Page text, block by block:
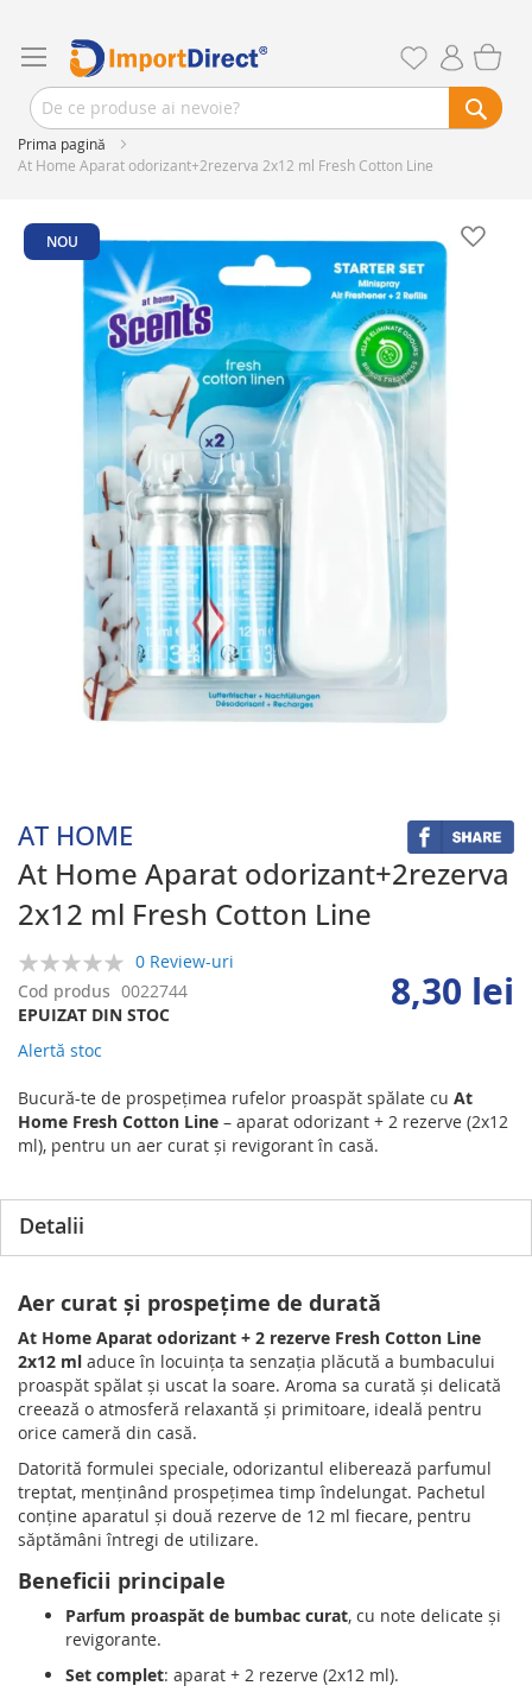
Prima pagină
At Home Aparat odorizant+2rezerva 2x12 ml Fresh Cotton Line
AT HOME
At Home Aparat odorizant+2rezerva
2x12 ml Fresh Cotton Line
0%
0 Review-uri
EPUIZAT DIN STOC
Cod produs 0022744 8,30 lei
Alertă stoc
Bucură-te de prospețimea rufelor proaspăt spălate cu At
Home Fresh Cotton Line – aparat odorizant + 2 rezerve (2x12
ml), pentru un aer curat și revigorant în casă.
the
images
gallery
NOU
Detalii
Aer curat și prospețime de durată
At Home Aparat odorizant + 2 rezerve Fresh Cotton Line
2x12 ml aduce în locuința ta senzația plăcută a bumbacului
proaspăt spălat și uscat la soare. Aroma sa curată și delicată
creează o atmosferă relaxantă și primitoare, ideală pentru
orice cameră din casă.
Datorită formulei speciale, odorizantul eliberează parfumul
treptat, menținând prospețimea timp îndelungat. Pachetul
conține aparatul și două rezerve de 12 ml fiecare, pentru
săptămâni întregi de utilizare.
Beneficii principale
Parfum proaspăt de bumbac curat, cu note delicate și
revigorante.
Set complet: aparat + 2 rezerve (2x12 ml).